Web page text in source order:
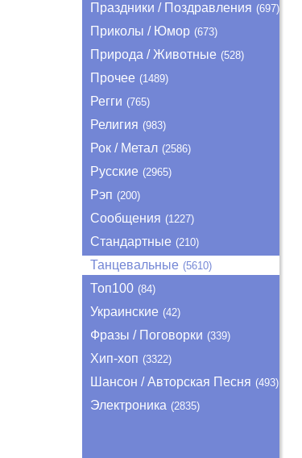
Праздники / Поздравления (697)
Приколы / Юмор (673)
Природа / Животные (528)
Прочее (1489)
Регги (765)
Религия (983)
Рок / Метал (2586)
Русские (2965)
Рэп (200)
Сообщения (1227)
Стандартные (210)
Танцевальные (5610)
Топ100 (84)
Украинские (42)
Фразы / Поговорки (339)
Хип-хоп (3322)
Шансон / Авторская Песня (493)
Электроника (2835)